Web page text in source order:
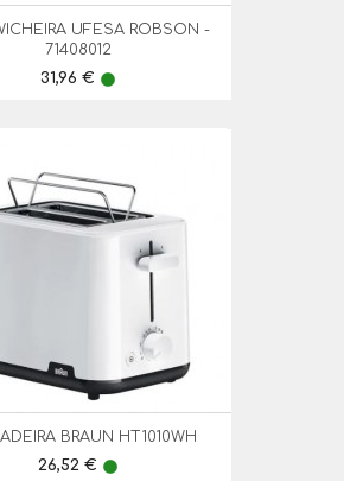
UFESA ROBSON -
71408012
Preço
31,96 € lens
BRAUN HT1010WH
Preço
26,52 € lens